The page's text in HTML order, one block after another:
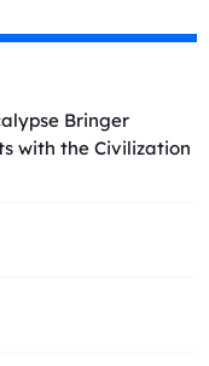
Bringer
with the Civilization